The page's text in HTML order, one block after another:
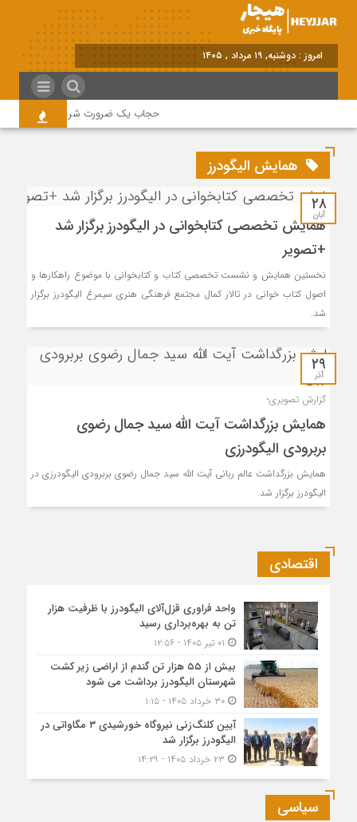
امروز : دوشنبه, ۱۹ مرداد , ۱۴۰۵
حجاب یک ضرورت شرعی قانونی و همه
همایش الیگودرز
۲۸
آبان
همایش تخصصی کتابخوانی در الیگودرز برگزار شد
+تصویر
نخستین همایش و نشست تخصصی کتاب و کتابخوانی با موضوع راهکارها و
اصول کتاب خوانی در تالار کمال مجتمع فرهنگی هنری سیمرغ الیگودرز برگزار
شد.
۲۹
آذر
گزارش تصویری؛
همایش بزرگداشت آیت الله سید جمال رضوی
بربرودی الیگودرزی
همایش بزرگداشت عالم ربانی آیت الله سید جمال رضوی بربرودی الیگودرزی در
الیگودرز برگزار شد.
اقتصادی
واحد فراوری قزل‌آلای الیگودرز با ظرفیت هزار
تن به بهره‌برداری رسید
بیش از ۵۵ هزار تن گندم از اراضی زیر کشت
شهرستان الیگودرز برداشت می شود
۳۰ خرداد ۱۴۰۵ - ۱:۱۵
آیین کلنگ‌زنی نیروگاه خورشیدی ۳ مگاواتی در
الیگودرز برگزار شد
سیاسی